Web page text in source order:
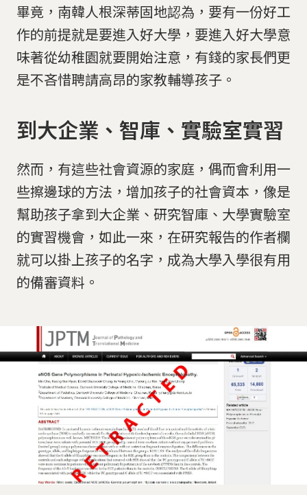
畢竟，南韓人根深蒂固地認為，要有一份好工
作的前提就是要進入好大學，要進入好大學意
味著從幼稚園就要開始注意，有錢的家長們更
是不吝惜聘請高昂的家教輔導孩子。
到大企業、智庫、實驗室實習
然而，有這些社會資源的家庭，偶而會利用一
些擦邊球的方法，增加孩子的社會資本，像是
幫助孩子拿到大企業、研究智庫、大學實驗室
的實習機會，如此一來，在研究報告的作者欄
就可以掛上孩子的名字，成為大學入學很有用
的備審資料。